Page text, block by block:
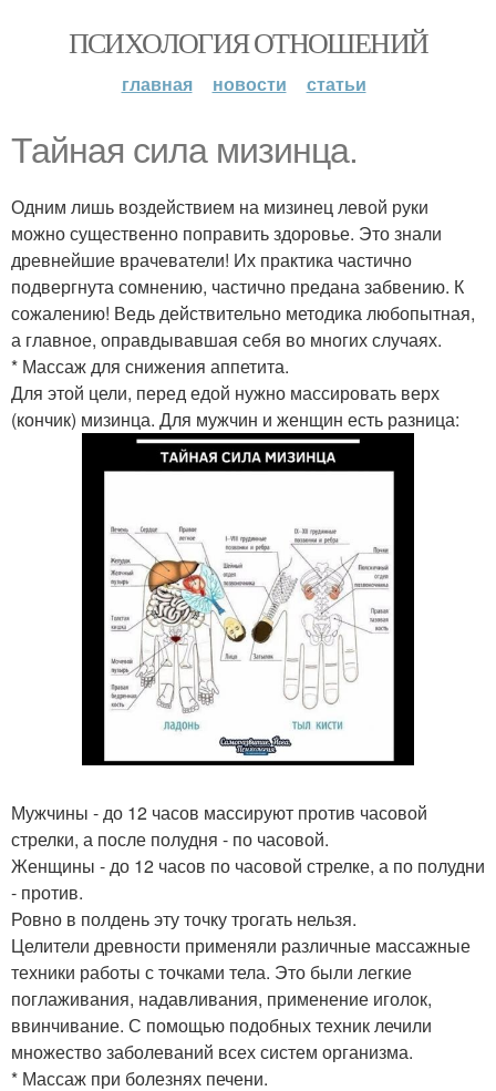
ПСИХОЛОГИЯ ОТНОШЕНИЙ
главная новости статьи
Тайная сила мизинца.
Одним лишь воздействием на мизинец левой руки
можно существенно поправить здоровье. Это знали
древнейшие врачеватели! Их практика частично
подвергнута сомнению, частично предана забвению. К
сожалению! Ведь действительно методика любопытная,
а главное, оправдывавшая себя во многих случаях.
* Массаж для снижения аппетита.
Для этой цели, перед едой нужно массировать верх
(кончик) мизинца. Для мужчин и женщин есть разница:
Мужчины - до 12 часов массируют против часовой
стрелки, а после полудня - по часовой.
Женщины - до 12 часов по часовой стрелке, а по полудни
- против.
Ровно в полдень эту точку трогать нельзя.
Целители древности применяли различные массажные
техники работы с точками тела. Это были легкие
поглаживания, надавливания, применение иголок,
ввинчивание. С помощью подобных техник лечили
множество заболеваний всех систем организма.
* Массаж при болезнях печени.